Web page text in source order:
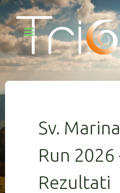
Sv.
Run 2026
Rezultati